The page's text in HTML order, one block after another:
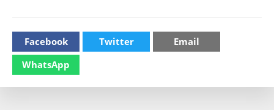
Facebook Twitter
Email
WhatsApp